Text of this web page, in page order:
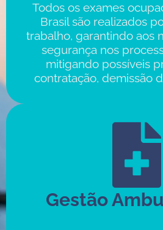
Todos os exames
Brasil são realizados
trabalho, garantindo aos
segurança nos
mitigando possíveis
contratação, demissão
Gestão